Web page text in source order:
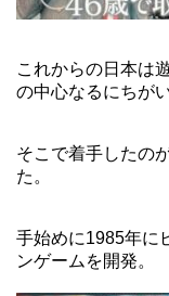
これからの日本は
の中心なるにちが
そこで着手したの
た。
手始めに1985年に
ンゲームを開発。